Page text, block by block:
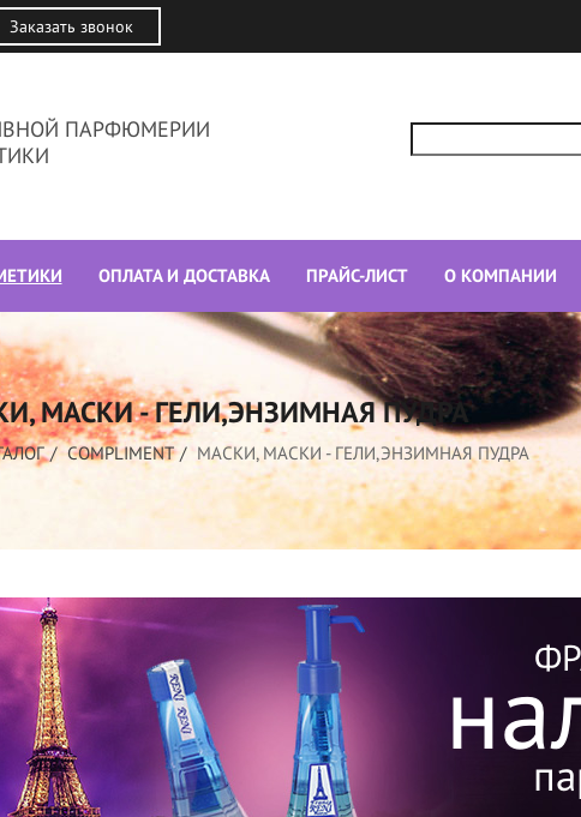
Заказать звонок
ПАРФЮМЕРИИ
ОПЛАТА И ДОСТАВКА ПРАЙС-ЛИСТ О КОМПАНИИ
МАСКИ - ГЕЛИ,ЭНЗИМНАЯ ПУДРА
COMPLIMENT МАСКИ, МАСКИ - ГЕЛИ,ЭНЗИМНАЯ ПУДРА